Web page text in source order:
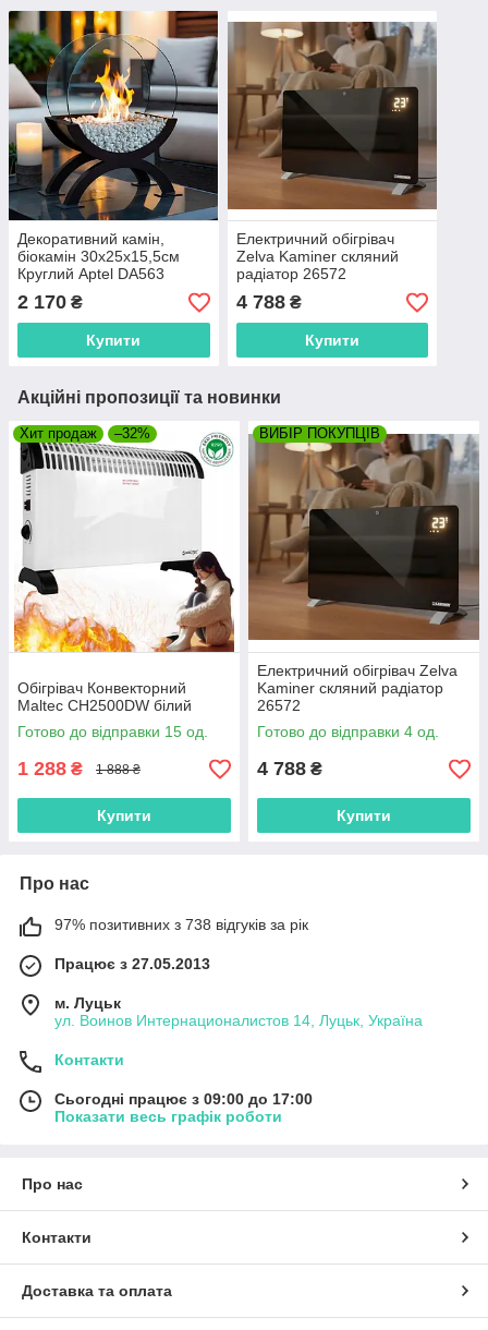
Декоративний камін,
біокамін 30х25х15,5см
Круглий Aptel DA563
декор
2 170 ₴
Купити
Електричний обігрівач
Zelva Kaminer скляний
радіатор 26572
4 788₴
Купити
Акційні пропозиції та новинки
Хит продаж –32%
Обігрівач Конвекторний
Maltec CH2500DW білий
Готово до відправки 15 од.
1 288 ₴ 1 888 ₴
Купити
ВИБІР ПОКУПЦІВ
Електричний обігрівач Zelva
Kaminer скляний радіатор
26572
Готово до відправки 4 од.
4 788 ₴
Купити
Про нас
97% позитивних з 738 відгуків за рік
Працює з 27.05.2013
м. Луцьк
ул. Воинов Интернационалистов 14, Луцьк, Україна
Контакти
Сьогодні працює з 09:00 до 17:00
Показати весь графік роботи
Про нас
Контакти
Доставка та оплата